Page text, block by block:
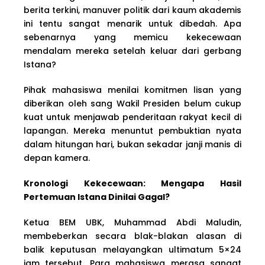
berita terkini, manuver politik dari kaum akademis
ini tentu sangat menarik untuk dibedah. Apa
sebenarnya yang memicu kekecewaan
mendalam mereka setelah keluar dari gerbang
Istana?
Pihak mahasiswa menilai komitmen lisan yang
diberikan oleh sang Wakil Presiden belum cukup
kuat untuk menjawab penderitaan rakyat kecil di
lapangan. Mereka menuntut pembuktian nyata
dalam hitungan hari, bukan sekadar janji manis di
depan kamera.
Kronologi Kekecewaan: Mengapa Hasil
Pertemuan Istana Dinilai Gagal?
Ketua BEM UBK, Muhammad Abdi Maludin,
membeberkan secara blak-blakan alasan di
balik keputusan melayangkan ultimatum 5×24